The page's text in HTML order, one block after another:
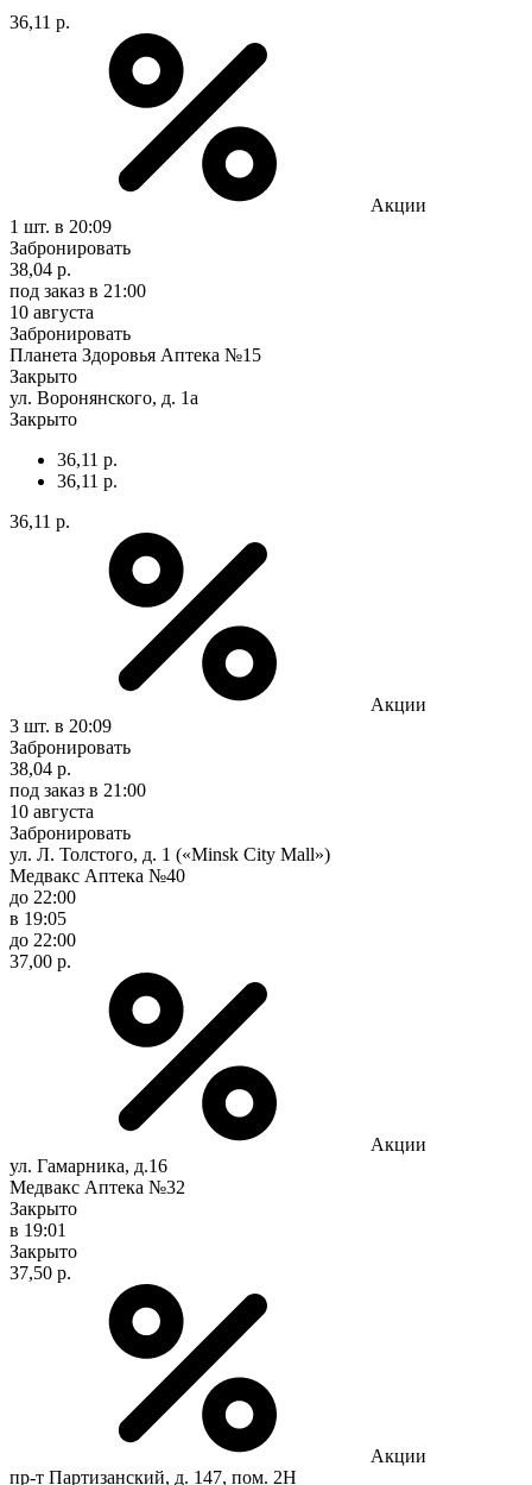
36,11 р.
Акции
1 шт. в 20:09
Забронировать
38,04 р.
под заказ в 21:00
10 августа
Забронировать
Планета Здоровья Аптека №15
Закрыто
ул. Воронянского, д. 1а
Закрыто
36,11 р.
36,11 р.
36,11 р.
Акции
3 шт. в 20:09
Забронировать
38,04 р.
под заказ в 21:00
10 августа
Забронировать
ул. Л. Толстого, д. 1 («Minsk City Mall»)
Медвакс Аптека №40
до 22:00
в 19:05
до 22:00
37,00 р.
Акции
ул. Гамарника, д.16
Медвакс Аптека №32
Закрыто
в 19:01
Закрыто
37,50 р.
Акции
пр-т Партизанский, д. 147, пом. 2Н